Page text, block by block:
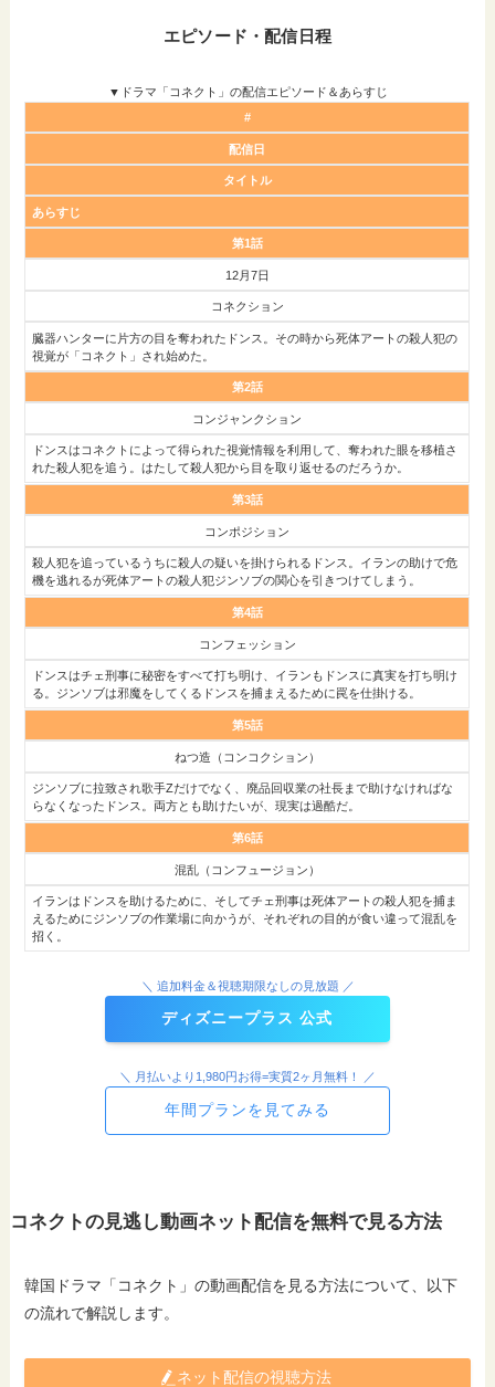
エピソード・配信日程
▼ドラマ「コネクト」の配信エピソード＆あらすじ
#
配信日
タイトル
あらすじ
第1話
12月7日
コネクション
臓器ハンターに片方の目を奪われたドンス。その時から死体アートの殺人犯の
視覚が「コネクト」され始めた。
第2話
コンジャンクション
ドンスはコネクトによって得られた視覚情報を利用して、奪われた眼を移植さ
れた殺人犯を追う。はたして殺人犯から目を取り返せるのだろうか。
第3話
コンポジション
殺人犯を追っているうちに殺人の疑いを掛けられるドンス。イランの助けで危
機を逃れるが死体アートの殺人犯ジンソブの関心を引きつけてしまう。
第4話
コンフェッション
ドンスはチェ刑事に秘密をすべて打ち明け、イランもドンスに真実を打ち明け
る。ジンソブは邪魔をしてくるドンスを捕まえるために罠を仕掛ける。
第5話
ねつ造（コンコクション）
ジンソブに拉致され歌手Zだけでなく、廃品回収業の社長まで助けなければな
らなくなったドンス。両方とも助けたいが、現実は過酷だ。
第6話
混乱（コンフュージョン）
イランはドンスを助けるために、そしてチェ刑事は死体アートの殺人犯を捕ま
えるためにジンソブの作業場に向かうが、それぞれの目的が食い違って混乱を
招く。
＼ 追加料金＆視聴期限なしの見放題 ／
ディズニープラス 公式
＼ 月払いより1,980円お得=実質2ヶ月無料！ ／
年間プランを見てみる
コネクトの見逃し動画ネット配信を無料で見る方法
韓国ドラマ「コネクト」の動画配信を見る方法について、以下
の流れで解説します。
ネット配信の視聴方法